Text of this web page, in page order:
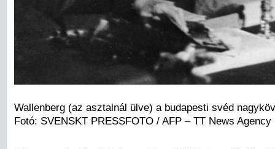
Wallenberg (az asztalnál ülve) a budapesti svéd
Fotó: SVENSKT PRESSFOTO / AFP – TT News Agency